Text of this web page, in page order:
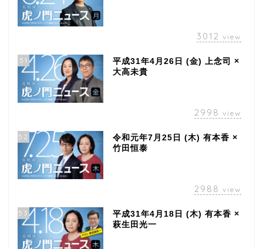
3012 view
51
平成31年4月26日 (金) 上念司 ×
大高未貴
2998 view
52
令和元年7月25日 (木) 有本香 ×
竹田恒泰
2988 view
53
平成31年4月18日 (木) 有本香 ×
萩生田光一